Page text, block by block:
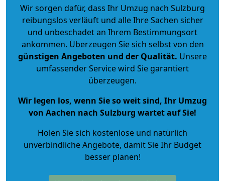
Wir sorgen dafür, dass Ihr Umzug nach Sulzburg
reibungslos verläuft und alle Ihre Sachen sicher
und unbeschadet an Ihrem Bestimmungsort
ankommen. Überzeugen Sie sich selbst von den
günstigen Angeboten und der Qualität. Unsere
umfassender Service wird Sie garantiert
überzeugen.
Wir legen los, wenn Sie so weit sind, Ihr Umzug
von Aachen nach Sulzburg wartet auf Sie!
Holen Sie sich kostenlose und natürlich
unverbindliche Angebote, damit Sie Ihr Budget
besser planen!